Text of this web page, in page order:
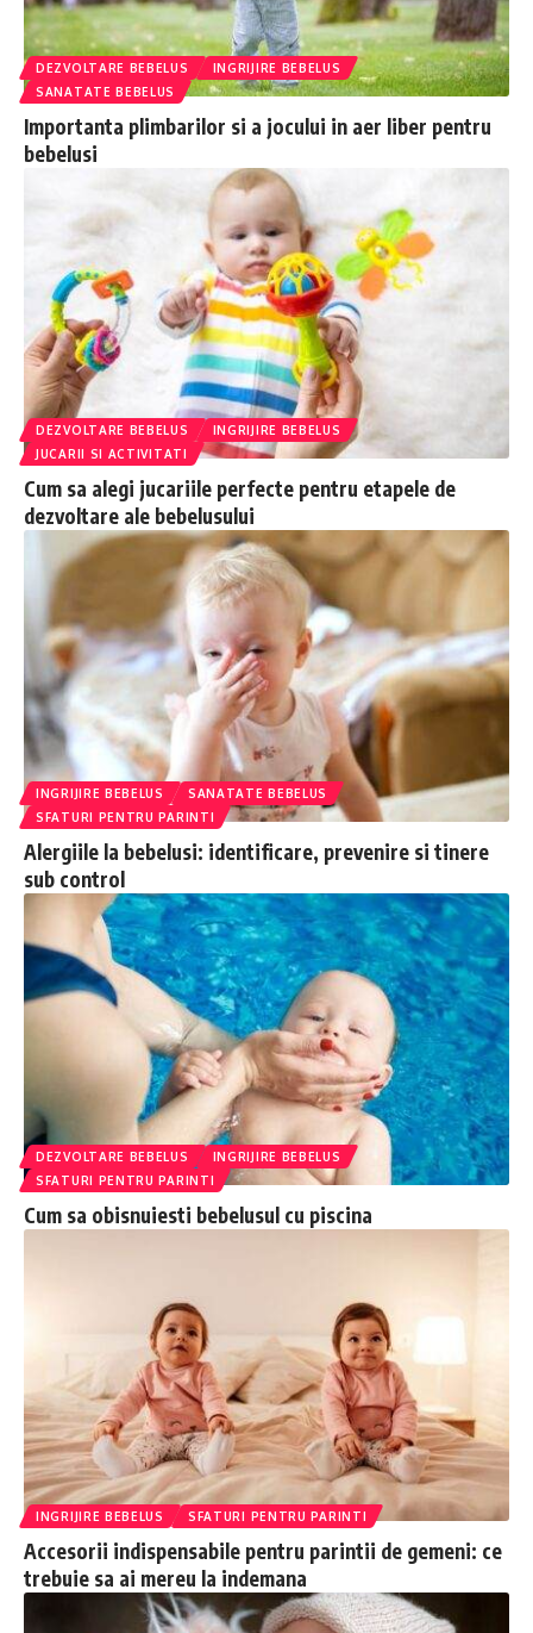
DEZVOLTARE BEBELUS
INGRIJIRE BEBELUS
SANATATE BEBELUS
Importanta plimbarilor si a jocului in aer liber pentru
bebelusi
DEZVOLTARE BEBELUS
INGRIJIRE BEBELUS
JUCARII SI ACTIVITATI
Cum sa alegi jucariile perfecte pentru etapele de
dezvoltare ale bebelusului
INGRIJIRE BEBELUS
SANATATE BEBELUS
SFATURI PENTRU PARINTI
Alergiile la bebelusi: identificare, prevenire si tinere
sub control
DEZVOLTARE BEBELUS
INGRIJIRE BEBELUS
SFATURI PENTRU PARINTI
Cum sa obisnuiesti bebelusul cu piscina
INGRIJIRE BEBELUS SFATURI PENTRU PARINTI
Accesorii indispensabile pentru parintii de gemeni: ce
trebuie sa ai mereu la indemana